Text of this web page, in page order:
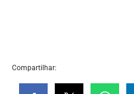
Compartilhar: